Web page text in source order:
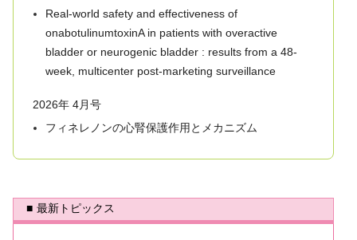
Real-world safety and effectiveness of
onabotulinumtoxinA in patients with overactive
bladder or neurogenic bladder : results from a 48-
week, multicenter post-marketing surveillance
2026年 4月号
フィネレノンの心腎保護作用とメカニズム
最新トピックス